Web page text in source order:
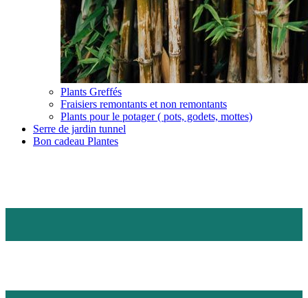
Plants Greffés
Fraisiers remontants et non remontants
Plants pour le potager ( pots, godets, mottes)
Serre de jardin tunnel
Bon cadeau Plantes